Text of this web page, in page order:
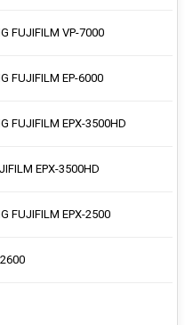
FUJIFILM VP-7000
FUJIFILM EP-6000
FUJIFILM EPX-3500HD
EPX-3500HD
FUJIFILM EPX-2500